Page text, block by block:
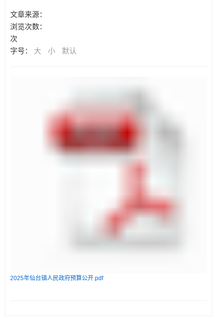
文章来源：
浏览次数：
次
字号： 大 小 默认
2025年仙台镇人民政府预算公开.pdf